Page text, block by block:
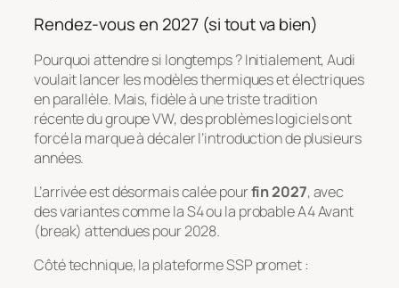
Rendez-vous en 2027 (si tout va bien)
Pourquoi attendre si longtemps ? Initialement, Audi
voulait lancer les modèles thermiques et électriques
en parallèle. Mais, fidèle à une triste tradition
récente du groupe VW, des problèmes logiciels ont
forcé la marque à décaler l’introduction de plusieurs
années.
L’arrivée est désormais calée pourfin 2027, avec
des variantes comme la S4 ou la probable A4 Avant
(break) attendues pour 2028.
Côté technique, la plateforme SSP promet :